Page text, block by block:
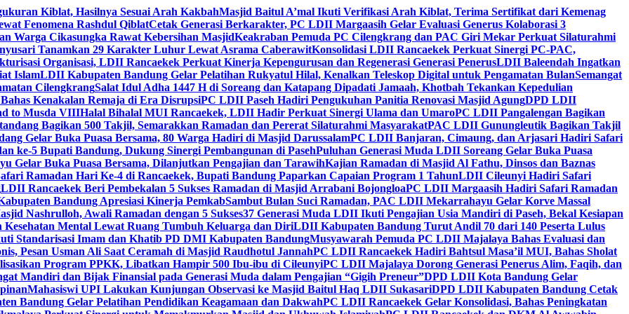
Kiblat, Hasilnya Sesuai Arah KakbahMasjid Baitul A’mal Ikuti Verifikasi Arah Kiblat, Terima Sertifikat dari Kemenag
Fenomena Rashdul QiblatCetak Generasi Berkarakter, PC LDII Margaasih Gelar Evaluasi Generus Kolaborasi 3
Warga Cikasungka Rawat Kebersihan MasjidKeakraban Pemuda PC Cilengkrang dan PAC Giri Mekar Perkuat Silaturahmi
Tanamkan 29 Karakter Luhur Lewat Asrama CaberawitKonsolidasi LDII Rancaekek Perkuat Sinergi PC-PAC,
Organisasi, LDII Rancaekek Perkuat Kinerja Kepengurusan dan Regenerasi Generasi PenerusLDII Baleendah Ingatkan
IslamLDII Kabupaten Bandung Gelar Pelatihan Rukyatul Hilal, Kenalkan Teleskop Digital untuk Pengamatan BulanSemangat
CilengkrangSalat Idul Adha 1447 H di Soreang dan Katapang Dipadati Jamaah, Khotbah Tekankan Kepedulian
Kenakalan Remaja di Era DisrupsiPC LDII Paseh Hadiri Pengukuhan Panitia Renovasi Masjid AgungDPD LDII
to Musda VIIIHalal Bihalal MUI Rancaekek, LDII Hadir Perkuat Sinergi Ulama dan UmaroPC LDII Pangalengan Bagikan
Bagikan 500 Takjil, Semarakkan Ramadan dan Pererat Silaturahmi MasyarakatPAC LDII Gunungleutik Bagikan Takjil
Gelar Buka Puasa Bersama, 80 Warga Hadiri di Masjid DarussalamPC LDII Banjaran, Cimaung, dan Arjasari Hadiri Safari
ke-5 Bupati Bandung, Dukung Sinergi Pembangunan di PasehPuluhan Generasi Muda LDII Soreang Gelar Buka Puasa
Gelar Buka Puasa Bersama, Dilanjutkan Pengajian dan TarawihKajian Ramadan di Masjid Al Fathu, Dinsos dan Baznas
Ramadan Hari Ke-4 di Rancaekek, Bupati Bandung Paparkan Capaian Program 1 TahunLDII Cileunyi Hadiri Safari
LDII Rancaekek Beri Pembekalan 5 Sukses Ramadan di Masjid Arrabani BojongloaPC LDII Margaasih Hadiri Safari Ramadan
Bandung Apresiasi Kinerja PemkabSambut Bulan Suci Ramadan, PAC LDII Mekarrahayu Gelar Korve Massal
Nashrulloh, Awali Ramadan dengan 5 Sukses37 Generasi Muda LDII Ikuti Pengajian Usia Mandiri di Paseh, Bekal Kesiapan
Mental Lewat Ruang Tumbuh Keluarga dan DiriLDII Kabupaten Bandung Turut Andil 70 dari 140 Peserta Lulus
Standarisasi Imam dan Khatib PD DMI Kabupaten BandungMusyawarah Pemuda PC LDII Majalaya Bahas Evaluasi dan
Pesan Usman Ali Saat Ceramah di Masjid Raudhotul JannahPC LDII Rancaekek Hadiri Bahtsul Masa’il MUI, Bahas Sholat
Program PPKK, Libatkan Hampir 500 Ibu-ibu di CileunyiPC LDII Majalaya Dorong Generasi Penerus Alim, Faqih, dan
Mandiri dan Bijak Finansial pada Generasi Muda dalam Pengajian “Gigih Preneur”DPD LDII Kota Bandung Gelar
Mahasiswi UPI Lakukan Kunjungan Observasi ke Masjid Baitul Haq LDII SukasariDPD LDII Kabupaten Bandung Cetak
Bandung Gelar Pelatihan Pendidikan Keagamaan dan DakwahPC LDII Rancaekek Gelar Konsolidasi, Bahas Peningkatan